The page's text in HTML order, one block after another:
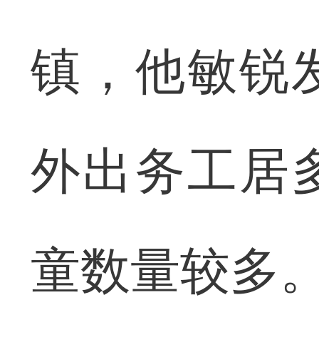
镇，他敏锐
外出务工居
童数量较多